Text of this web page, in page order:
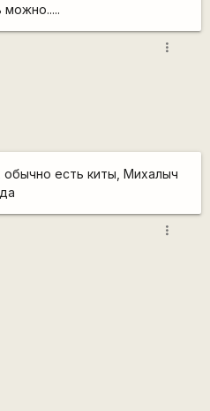
можно.....
more_vert
обычно есть киты, Михалыч
more_vert